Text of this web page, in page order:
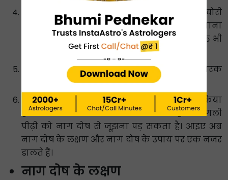
यदि व्यक्ति ऐसी एक्टिविटी में शामिल है जिसमें चोरी
करना, धोखा देना या दूसरों को नुकसान पहुंचाना
शामिल है तो इस स्थिति के परिणामस्वरूप वह व्यक्ति भी
पीड़ित हो सकता है।
इसके अलावा पूर्वजों की पिछली पीढ़ियों के हानिकारक
कर्म भी नाग दोष का कारण बन सकते हैं।
उदाहरण के लिए यदि उनके पूर्वजों ने काला जादू किया
हो या अजन्मे बच्चे का गर्भपात करा दिया हो तो अगली
पीढ़ी को नाग दोष से जूझना पड़ सकता है। आइए अब
नाग दोष के लक्षण और नाग दोष के उपाय पर एक नजर
डालते हैं।
नाग दोष के लक्षण